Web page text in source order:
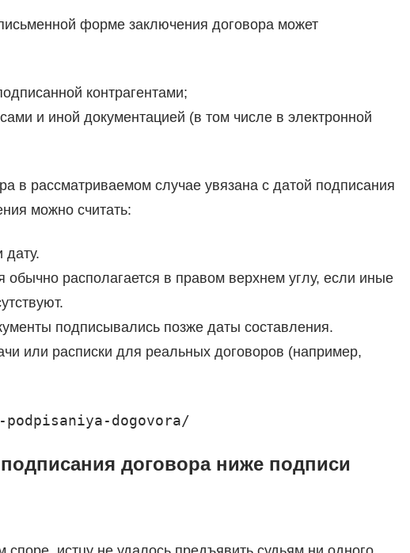
форме заключения договора может
контрагентами;
и иной документацией (в том числе в электронной
в рассматриваемом случае увязана с датой подписания
можно считать:
дату.
обычно располагается в правом верхнем углу, если иные
подписывались позже даты составления.
или расписки для реальных договоров (например,
dogovora/
договора ниже подписи